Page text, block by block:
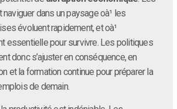
dans un paysage oà¹ les
évoluent rapidement, et oà¹
essentielle pour survivre. Les politiques
donc s’ajuster en conséquence, en
et la formation continue pour préparer la
de demain.